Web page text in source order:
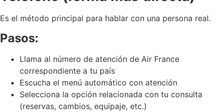
Es el método principal para hablar con una persona real.
Pasos:
Llama al número de atención de Air France
correspondiente a tu país
Escucha el menú automático con atención
Selecciona la opción relacionada con tu consulta
(reservas, cambios, equipaje, etc.)